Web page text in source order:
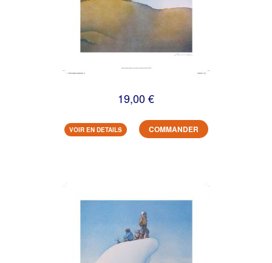
19,00 €
VOIR EN DETAILS COMMANDER